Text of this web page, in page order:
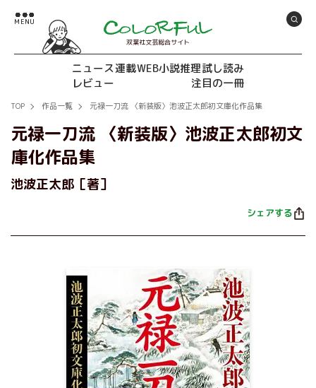
双葉社文芸総合サイト
ニュース連載WEB小説推理試し読み
レビュー
注目の一冊
TOP 作品一覧 元禄一刀流 〈新装版〉池波正太郎初文庫化作品集
元禄一刀流 〈新装版〉池波正太郎初文
庫化作品集
池波正太郎［著］
シェアする